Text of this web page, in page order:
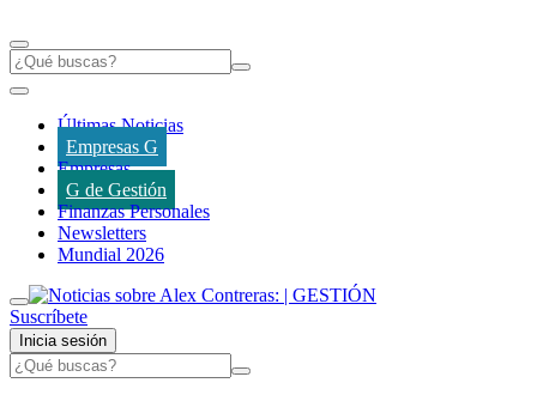
Últimas Noticias
Empresas G
Empresas
G de Gestión
Finanzas Personales
Newsletters
Mundial 2026
Suscríbete
Inicia sesión